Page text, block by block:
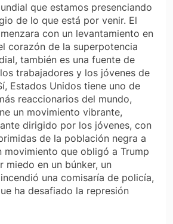
que estamos presenciando
de lo que está por venir. El
con un levantamiento en
corazón de la superpotencia
también es una fuente de
trabajadores y los jóvenes de
Estados Unidos tiene uno de
reaccionarios del mundo,
un movimiento vibrante,
dirigido por los jóvenes, con
de la población negra a
movimiento que obligó a Trump
miedo en un búnker, un
una comisaría de policía,
ha desafiado la represión